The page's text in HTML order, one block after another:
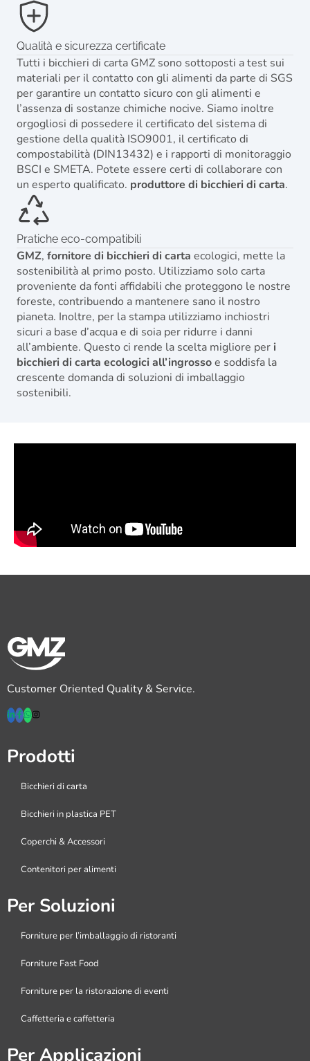
Qualità e sicurezza certificate
Tutti i bicchieri di carta GMZ sono sottoposti a test sui
materiali per il contatto con gli alimenti da parte di SGS
per garantire un contatto sicuro con gli alimenti e
l’assenza di sostanze chimiche nocive. Siamo inoltre
orgogliosi di possedere il certificato del sistema di
gestione della qualità ISO9001, il certificato di
compostabilità (DIN13432) e i rapporti di monitoraggio
BSCI e SMETA. Potete essere certi di collaborare con
un esperto qualificato. produttore di bicchieri di carta.
Pratiche eco-compatibili
GMZ, fornitore di bicchieri di carta ecologici, mette la
sostenibilità al primo posto. Utilizziamo solo carta
proveniente da fonti affidabili che proteggono le nostre
foreste, contribuendo a mantenere sano il nostro
pianeta. Inoltre, per la stampa utilizziamo inchiostri
sicuri a base d’acqua e di soia per ridurre i danni
all’ambiente. Questo ci rende la scelta migliore per i
bicchieri di carta ecologici all’ingrossoe soddisfa la
crescente domanda di soluzioni di imballaggio
sostenibili.
Customer Oriented Quality & Service.
Prodotti
Bicchieri di carta
Bicchieri in plastica PET
Coperchi & Accessori
Contenitori per alimenti
Per Soluzioni
Forniture per l’imballaggio di ristoranti
Forniture Fast Food
Forniture per la ristorazione di eventi
Caffetteria e caffetteria
Per Applicazioni